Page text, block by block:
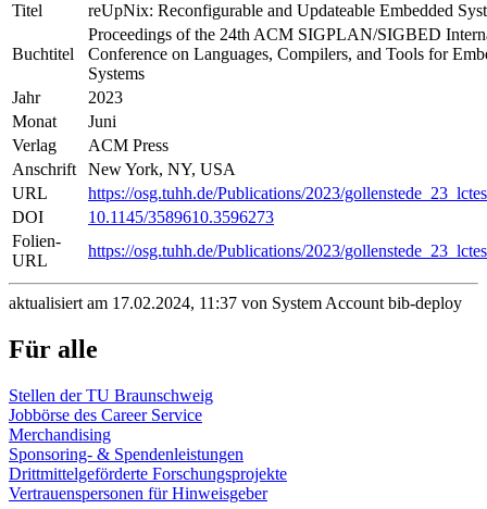
Titel
reUpNix: Reconfigurable and Updateable Embedded
Buchtitel
Proceedings of the 24th ACM SIGPLAN/SIGBED
Conference on Languages, Compilers, and Tools for
Systems
Jahr
2023
Monat
Juni
Verlag
ACM Press
Anschrift
New York, NY, USA
URL
https://osg.tuhh.de/Publications/2023/
DOI
10.1145/3589610.3596273
Folien-
URL
https://osg.tuhh.de/Publications/2023/
aktualisiert am 17.02.2024, 11:37 von System Account bib-deploy
Für alle
Stellen der TU Braunschweig
Jobbörse des Career Service
Merchandising
Sponsoring- & Spendenleistungen
Drittmittelgeförderte Forschungsprojekte
Vertrauenspersonen für Hinweisgeber